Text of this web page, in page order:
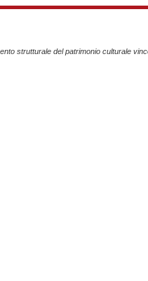
strutturale del patrimonio culturale